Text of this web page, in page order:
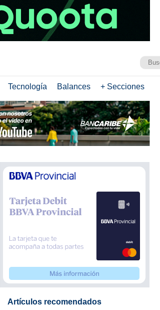
Tecnología Balances + Secciones
Artículos recomendados